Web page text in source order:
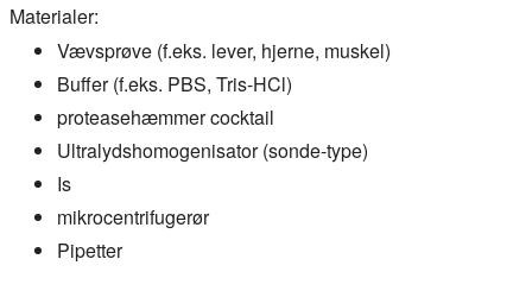
Materialer:
Vævsprøve (f.eks. lever, hjerne, muskel)
Buffer (f.eks. PBS, Tris-HCl)
proteasehæmmer cocktail
Ultralydshomogenisator (sonde-type)
Is
mikrocentrifugerør
Pipetter